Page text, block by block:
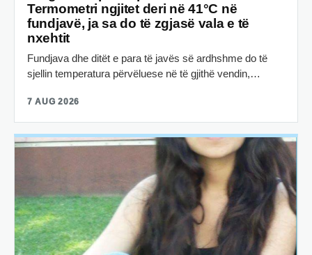
Termometri ngjitet deri në 41°C në
fundjavë, ja sa do të zgjasë vala e të
nxehtit
Fundjava dhe ditët e para të javës së ardhshme do të
sjellin temperatura përvëluese në të gjithë vendin,…
7 AUG 2026